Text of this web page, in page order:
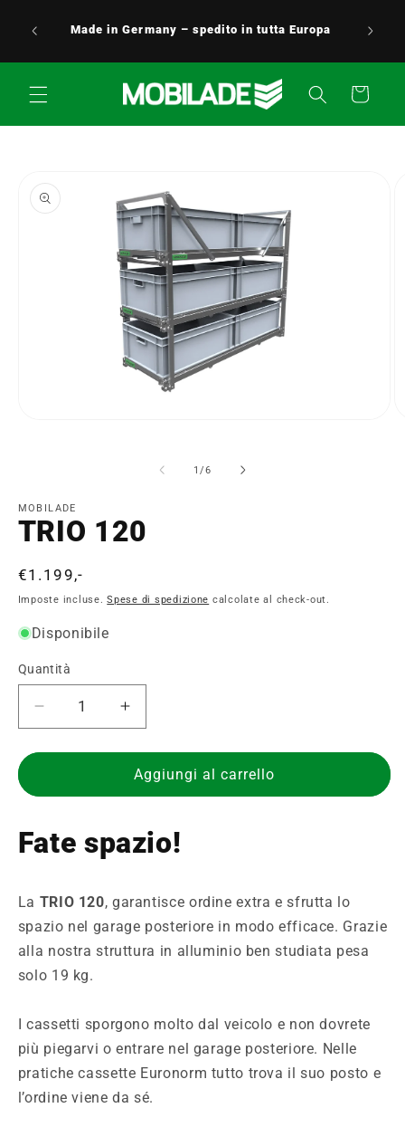
direttamente
ai contenutisiamo sempre disponibili e felici di aiutarti!
Carrello
sul prodotto
modale
1/su
6
MOBILADE
TRIO 120
Prezzo
di
€1.199,-
Imposte incluse.Spese di spedizione calcolate al check-out.
Disponibile
Quantità
Quantità
Diminuisci
quantità
per
120
Aumenta
quantità
per
TRIO
120
Aggiungi al carrello
Fate spazio!
La TRIO 120, garantisce ordine extra e sfrutta lo
spazio nel garage posteriore in modo efficace. Grazie
alla nostra struttura in alluminio ben studiata pesa
solo 19 kg.
I cassetti sporgono molto dal veicolo e non dovrete
più piegarvi o entrare nel garage posteriore. Nelle
pratiche cassette Euronorm tutto trova il suo posto e
l’ordine viene da sé.